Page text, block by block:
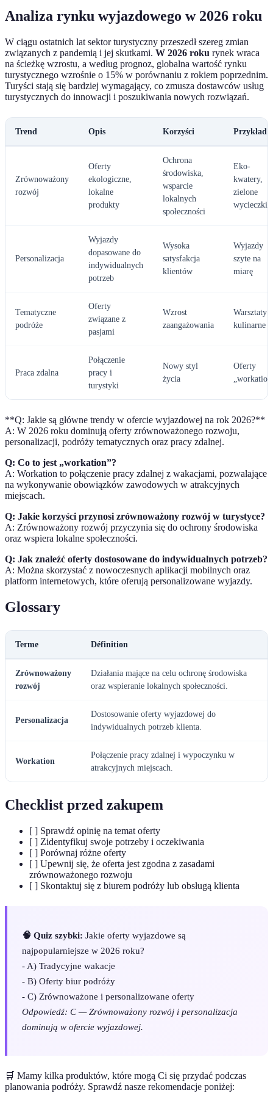
Analiza rynku wyjazdowego w 2026 roku
W ciągu ostatnich lat sektor turystyczny przeszedł szereg zmian
związanych z pandemią i jej skutkami. W 2026 roku rynek wraca
na ścieżkę wzrostu, a według prognoz, globalna wartość rynku
turystycznego wzrośnie o 15% w porównaniu z rokiem poprzednim.
Turyści stają się bardziej wymagający, co zmusza dostawców usług
turystycznych do innowacji i poszukiwania nowych rozwiązań.
Trend Opis Korzyści Przykład
Zrównoważony
rozwój
Oferty
ekologiczne,
lokalne
produkty
Ochrona
środowiska,
wsparcie
lokalnych
społeczności
Eko-
kwatery,
zielone
wycieczki
Personalizacja
Wyjazdy
dopasowane do
indywidualnych
potrzeb
Wysoka
satysfakcja
klientów
Wyjazdy
szyte na
miarę
Tematyczne
podróże
Oferty
związane z
pasjami
Wzrost
zaangażowania
Warsztaty
kulinarne
Praca zdalna
Połączenie
pracy i
turystyki
Nowy styl
życia
Oferty
**Q: Jakie są główne trendy w ofercie wyjazdowej na rok 2026?**
A: W 2026 roku dominują oferty zrównoważonego rozwoju,
personalizacji, podróży tematycznych oraz pracy zdalnej.
Q: Co to jest „workation”?
A: Workation to połączenie pracy zdalnej z wakacjami, pozwalające
na wykonywanie obowiązków zawodowych w atrakcyjnych
miejscach.
Q: Jakie korzyści przynosi zrównoważony rozwój w turystyce?
A: Zrównoważony rozwój przyczynia się do ochrony środowiska
oraz wspiera lokalne społeczności.
Q: Jak znaleźć oferty dostosowane do indywidualnych potrzeb?
A: Można skorzystać z nowoczesnych aplikacji mobilnych oraz
platform internetowych, które oferują personalizowane wyjazdy.
Glossary
Terme Définition
Zrównoważony
rozwój
Działania mające na celu ochronę środowiska
oraz wspieranie lokalnych społeczności.
Personalizacja
Dostosowanie oferty wyjazdowej do
indywidualnych potrzeb klienta.
Workation
Połączenie pracy zdalnej i wypoczynku w
atrakcyjnych miejscach.
Checklist przed zakupem
[ ] Sprawdź opinię na temat oferty
[ ] Zidentyfikuj swoje potrzeby i oczekiwania
[ ] Porównaj różne oferty
[ ] Upewnij się, że oferta jest zgodna z zasadami
zrównoważonego rozwoju
[ ] Skontaktuj się z biurem podróży lub obsługą klienta
🧠 Quiz szybki: Jakie oferty wyjazdowe są
najpopularniejsze w 2026 roku?
- A) Tradycyjne wakacje
- B) Oferty biur podróży
- C) Zrównoważone i personalizowane oferty
Odpowiedź: C — Zrównoważony rozwój i personalizacja
dominują w ofercie wyjazdowej.
🛒 Mamy kilka produktów, które mogą Ci się przydać podczas
planowania podróży. Sprawdź nasze rekomendacje poniżej: